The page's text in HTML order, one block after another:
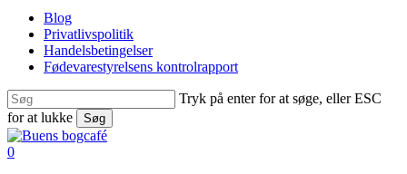
Blog
Privatlivspolitik
Handelsbetingelser
Fødevarestyrelsens kontrolrapport
Tryk på enter for at søge, eller ESC
for at lukke
Søg
Close
Search
search
0